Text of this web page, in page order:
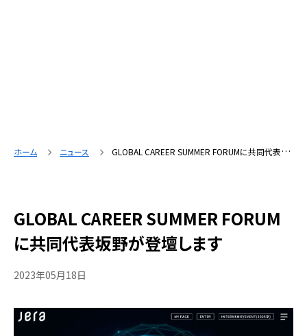
ホーム ニュース GLOBAL CAREER SUMMER FORUMに共同代表坂野が登壇します
GLOBAL CAREER SUMMER FORUM
に共同代表坂野が登壇します
2023年05月18日